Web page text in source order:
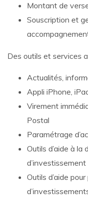
Montant de
Souscription et
Des outils et services
Actualités,
Appli iPhone,
Virement
Postal
Paramétrage
Outils d’aide à la
d’investissement
Outils d’aide